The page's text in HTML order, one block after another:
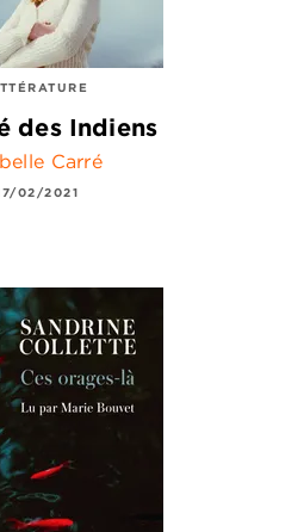
des Indiens
Carré
02/2021